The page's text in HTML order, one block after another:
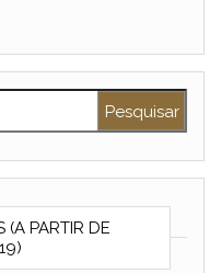
(A PARTIR DE